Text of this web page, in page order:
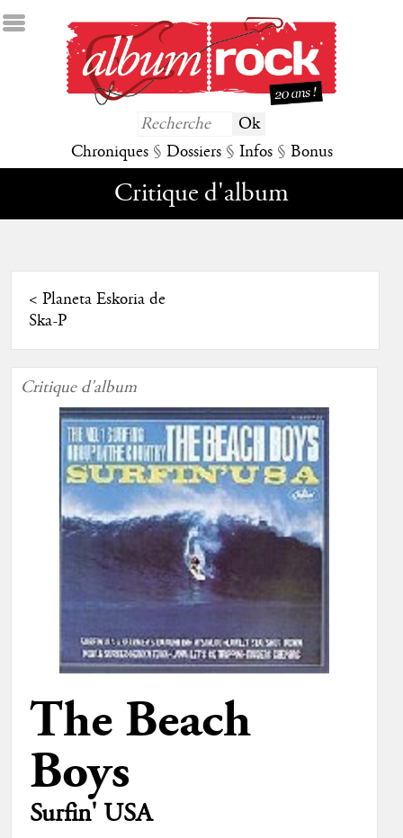
Chroniques § Dossiers § Infos § Bonus
Critique d'album
< Planeta Eskoria de
Ska-P
Critique d'album
The Beach
Boys
Surfin' USA